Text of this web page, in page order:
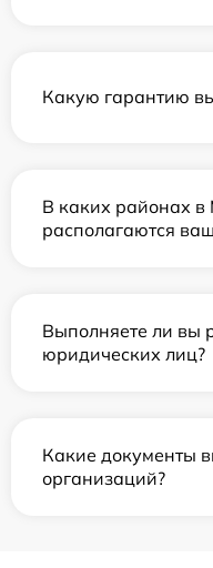
Какую гарантию
В каких районах в
располагаются
Выполняете ли вы
юридических лиц?
Какие документы
организаций?